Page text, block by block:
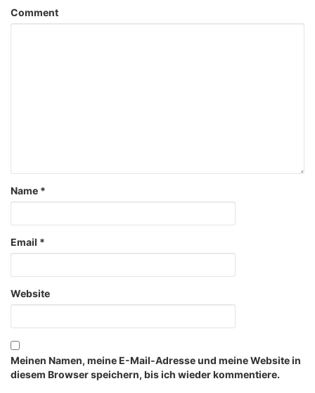
Comment
Name *
Email *
Website
Meinen Namen, meine E-Mail-Adresse und meine Website in
diesem Browser speichern, bis ich wieder kommentiere.